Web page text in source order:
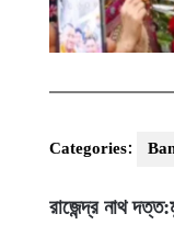
Categories:
রাজেন্দ্র নাথ